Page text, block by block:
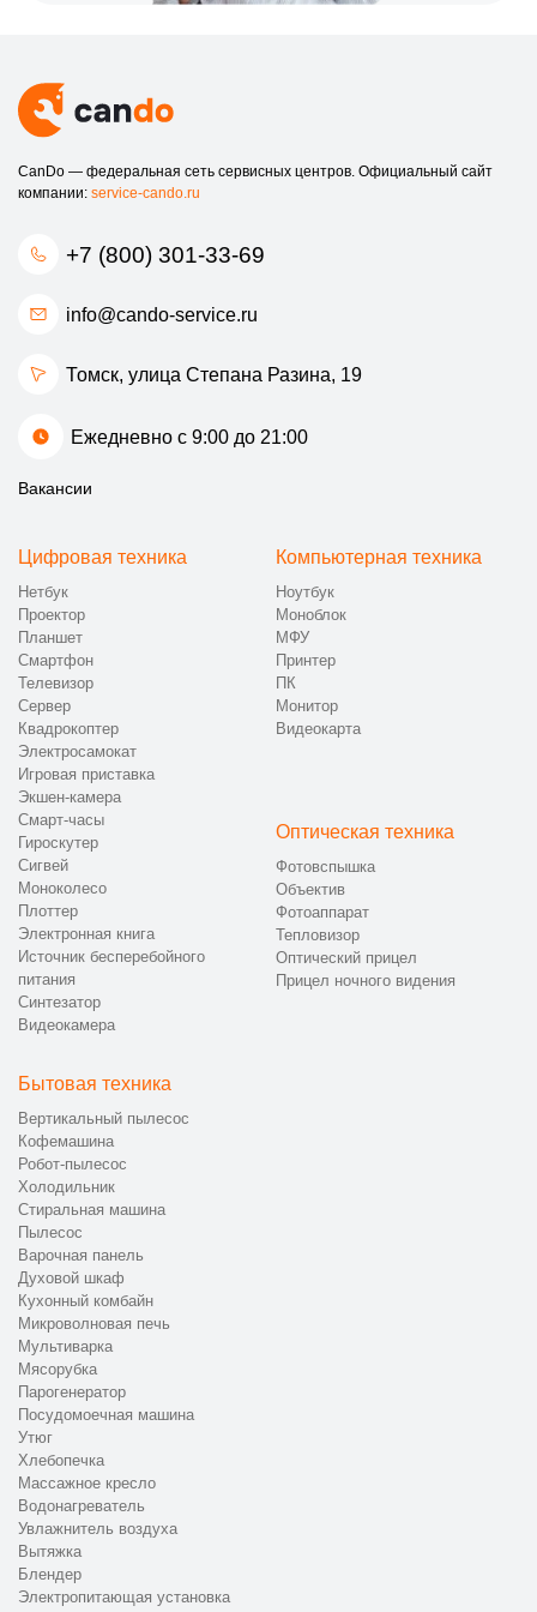
Быстрый ремонт:большинство проблем решается в
Обратитесь к нам, и ваша электронная книга снова будет
работать как новая!
CanDo — федеральная сеть сервисных центров. Официальный сайт
компании: service-cando.ru
+7 (800) 301-33-69
info@cando-service.ru
Томск, улица Степана Разина, 19
Ежедневно с 9:00 до 21:00
Вакансии
Цифровая техника
Нетбук
Проектор
Планшет
Смартфон
Телевизор
Сервер
Квадрокоптер
Электросамокат
Игровая приставка
Экшен-камера
Смарт-часы
Гироскутер
Сигвей
Моноколесо
Плоттер
Электронная книга
Источник бесперебойного
питания
Синтезатор
Видеокамера
Компьютерная техника
Ноутбук
Моноблок
МФУ
Принтер
ПК
Монитор
Видеокарта
Оптическая техника
Фотовспышка
Объектив
Фотоаппарат
Тепловизор
Оптический прицел
Прицел ночного видения
Бытовая техника
Вертикальный пылесос
Кофемашина
Робот-пылесос
Холодильник
Стиральная машина
Пылесос
Варочная панель
Духовой шкаф
Кухонный комбайн
Микроволновая печь
Мультиварка
Мясорубка
Парогенератор
Посудомоечная машина
Утюг
Хлебопечка
Массажное кресло
Водонагреватель
Увлажнитель воздуха
Вытяжка
Блендер
Электропитающая установка